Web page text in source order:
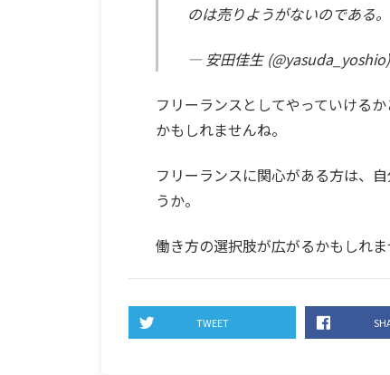
のは売りようがないのである。
— 安田佳生 (@yasuda_yoshio)
フリーランスとしてやっていける
かもしれませんね。
フリーランスに関心がある方は、
うか。
働き方の選択肢が広がるかもしれま
TWEET